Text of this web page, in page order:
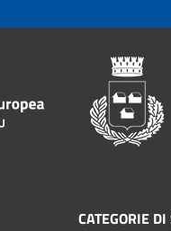
CATEGORIE